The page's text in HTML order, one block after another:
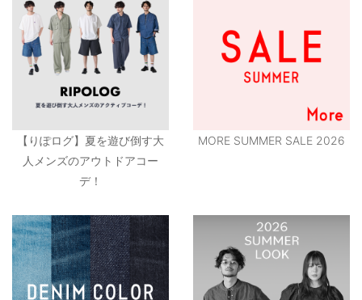
【りぽログ】夏を遊び倒す大
人メンズのアウトドアコー
デ！
MORE SUMMER SALE 2026